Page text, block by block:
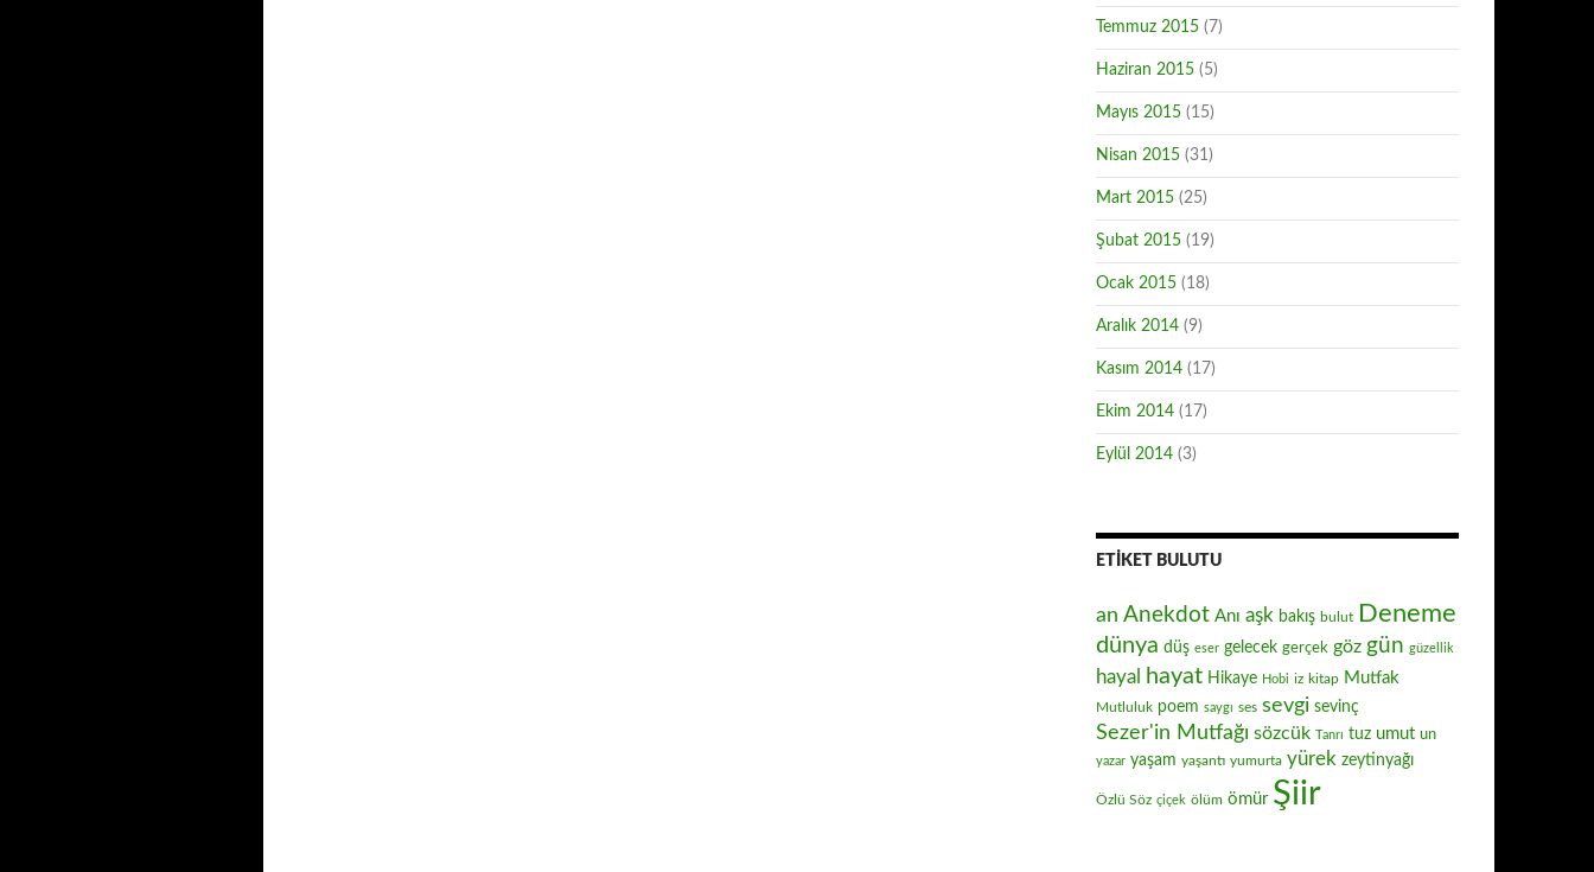
Temmuz 2015 (7)
Haziran 2015 (5)
Mayıs 2015 (15)
Nisan 2015 (31)
Mart 2015 (25)
Şubat 2015 (19)
Ocak 2015 (18)
Aralık 2014 (9)
Kasım 2014 (17)
Ekim 2014 (17)
Eylül 2014 (3)
ETIKET BULUTU
an Anekdot Anı aşk bakış bulut Deneme
dünya düş eser gelecek gerçek göz gün güzellik
hayal hayat Hikaye Hobi iz kitap Mutfak
Mutluluk poem saygı ses sevgi sevinç
Sezer'in Mutfağı sözcük Tanrı tuz umut un
yazar yaşam yaşantı yumurta yürek zeytinyağı
Özlü Söz çiçek ölüm ömür Şiir